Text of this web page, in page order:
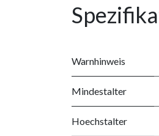
Warnhinweis
Mindestalter
Hoechstalter